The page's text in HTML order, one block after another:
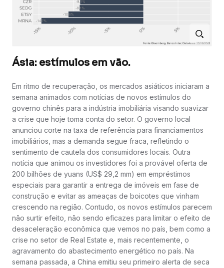
Ásia: estímulos em vão.
Em ritmo de recuperação, os mercados asiáticos iniciaram a
semana animados com notícias de novos estímulos do
governo chinês para a indústria imobiliária visando suavizar
a crise que hoje toma conta do setor. O governo local
anunciou corte na taxa de referência para financiamentos
imobiliários, mas a demanda segue fraca, refletindo o
sentimento de cautela dos consumidores locais. Outra
notícia que animou os investidores foi a provável oferta de
200 bilhões de yuans (US$ 29,2 mm) em empréstimos
especiais para garantir a entrega de imóveis em fase de
construção e evitar as ameaças de boicotes que vinham
crescendo na região. Contudo, os novos estímulos parecem
não surtir efeito, não sendo eficazes para limitar o efeito de
desaceleração econômica que vemos no país, bem como a
crise no setor de Real Estate e, mais recentemente, o
agravamento do abastecimento energético no país. Na
semana passada, a China emitiu seu primeiro alerta de seca